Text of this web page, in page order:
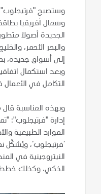
وستصبح "فرتيجلوب"
الجديدة أصولاً
والبحر الأحمر،
إلى أسواق جديدة،
وبعد استكمال
التكامل في الأعمال
وبهذه المناسبة
إدارة "فرتيجلوب":
الموارد الطبيعية
’فرتيجلوب‘،
الذكي، وكذلك